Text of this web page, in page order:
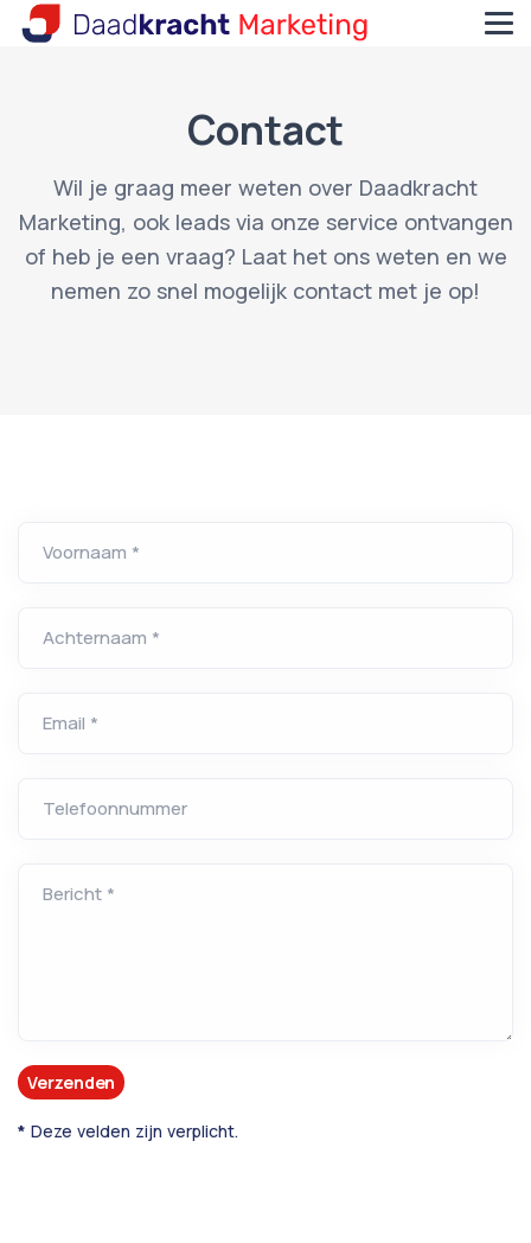
Contact
Wil je graag meer weten over Daadkracht
Marketing, ook leads via onze service ontvangen
of heb je een vraag? Laat het ons weten en we
nemen zo snel mogelijk contact met je op!
Voornaam *
Achternaam *
Email *
Telefoonnummer
Bericht *
* Deze velden zijn verplicht.